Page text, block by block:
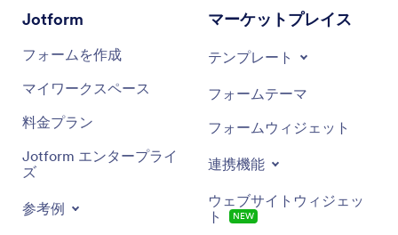
Jotform
フォームを作成
マイワークスペース
料金プラン
Jotform エンタープライ
ズ
参考例
マーケットプレイス
テンプレート
フォームテーマ
フォームウィジェット
連携機能
ウェブサイトウィジェッ
ト
NEW